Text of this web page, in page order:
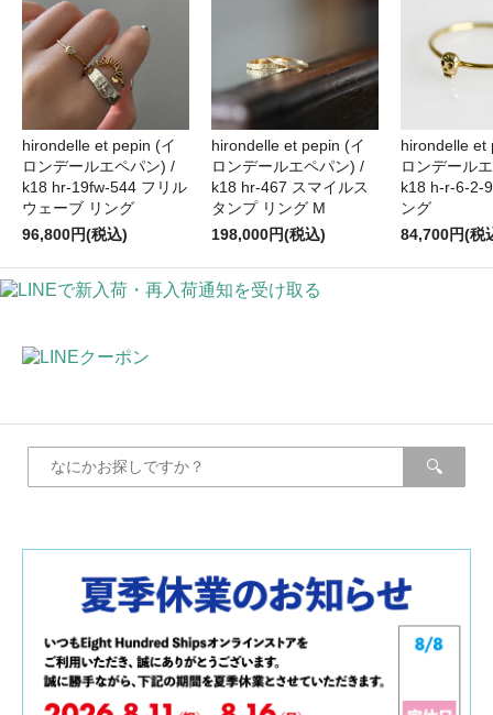
hirondelle et pepin (イ
ロンデールエペパン) /
k18 hr-19fw-544 フリル
ウェーブ リング
96,800円(税込)
hirondelle et pepin (イ
ロンデールエペパン) /
k18 hr-467 スマイルス
タンプ リング M
198,000円(税込)
hirondelle et
ロンデール
k18 h-r-6-2-
ング
84,700円(税